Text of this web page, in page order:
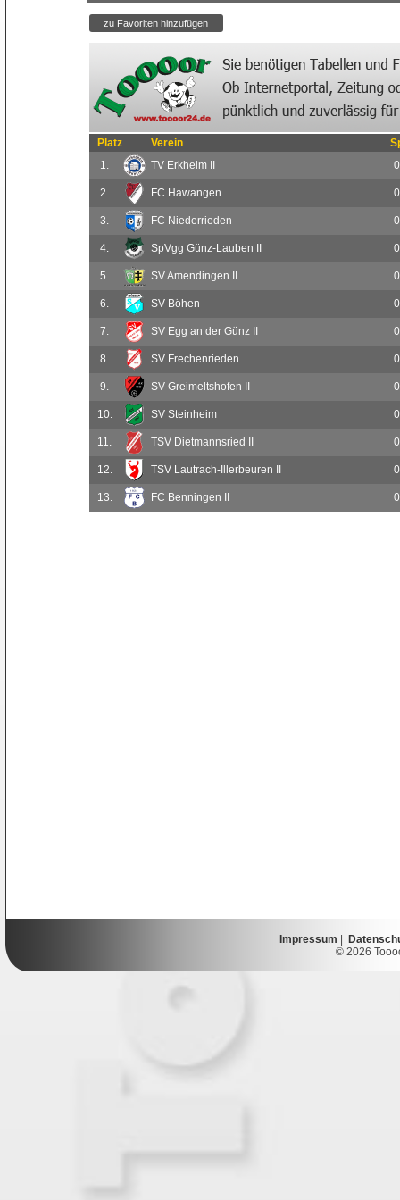
Platz Verein
1.
TV Erkheim II 0
2. FC Hawangen 0
3. FC Niederrieden 0
4. SpVgg Günz-Lauben II 0
5. SV Amendingen II 0
6. SV Böhen 0
7. SV Egg an der Günz II 0
8. SV Frechenrieden 0
9. SV Greimeltshofen II 0
10. SV Steinheim 0
11. TSV Dietmannsried II 0
12. TSV Lautrach-Illerbeuren II 0
13. FC Benningen II 0
Impressum
© 2026